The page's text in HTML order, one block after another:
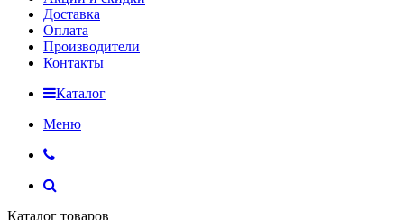
Доставка
Оплата
Производители
Контакты
Каталог
Меню
Каталог товаров